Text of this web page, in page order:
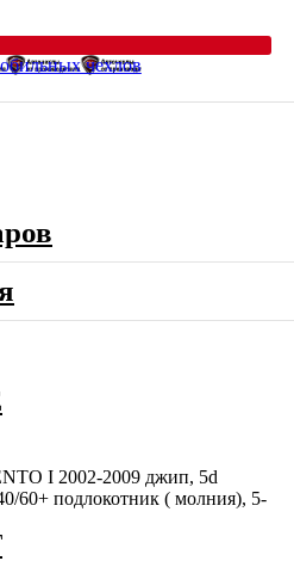
чехлов
I 2002-2009 джип, 5d
60+ подлокотник ( молния), 5-